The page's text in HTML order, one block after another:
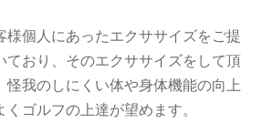
様個人にあったエクササイズをご提
ており、そのエクササイズをして頂
怪我のしにくい体や身体機能の向上
ゴルフの上達が望めます。